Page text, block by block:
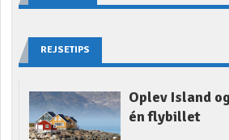
REJSETIPS
Oplev Island
én flybillet